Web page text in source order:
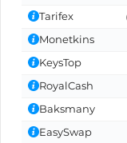
Tarifex
Monetkins
KeysTop
RoyalCash
Baksmany
EasySwap